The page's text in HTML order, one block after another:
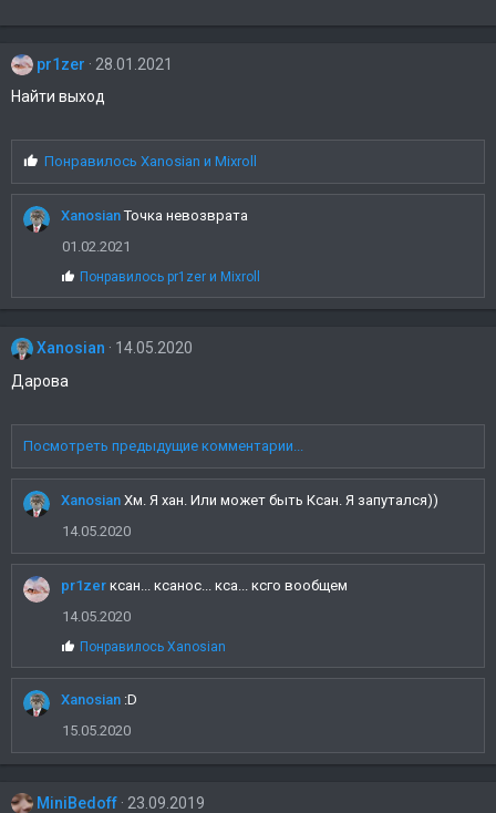
pr1zer
28.01.2021
Найти выход
С
и
м
п
и
Понравилось Xanosian и Mixroll
Xanosian Точка невозврата
01.02.2021
С
и
м
а
Понравилось pr1zer и Mixroll
Xanosian
14.05.2020
Дарова
Посмотреть предыдущие комментарии...
Xanosian Хм. Я хан. Или может быть Ксан. Я запутался))
14.05.2020
pr1zer ксан... ксанос... кса... ксго вообщем
14.05.2020
С
м
п
т
и
и
ПонравилосьXanosian
Xanosian :D
15.05.2020
MiniBedoff
23.09.2019